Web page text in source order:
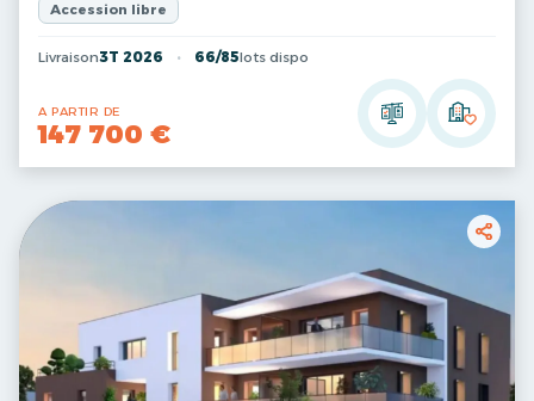
Accession libre
Livraison3T 2026 66/85lots dispo
A PARTIR DE
147 700 €